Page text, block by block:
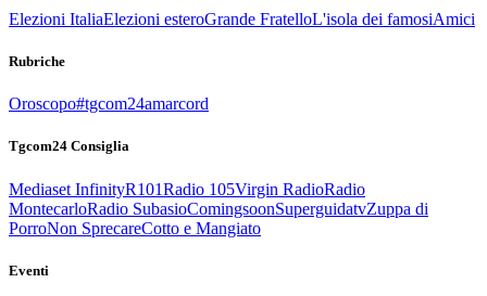
Elezioni ItaliaElezioni esteroGrande FratelloL'isola dei famosiAmici
Rubriche
Oroscopo#tgcom24amarcord
Tgcom24 Consiglia
Mediaset InfinityR101Radio 105Virgin RadioRadio
MontecarloRadio SubasioComingsoonSuperguidatvZuppa di
PorroNon SprecareCotto e Mangiato
Eventi